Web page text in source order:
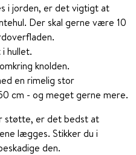
i jorden, er det vigtigt at
Der skal gerne være 10
hullet.
knolden.
en rimelig stor
cm - og meget gerne mere.
støtte, er det bedst at
lægges. Stikker du i
den.